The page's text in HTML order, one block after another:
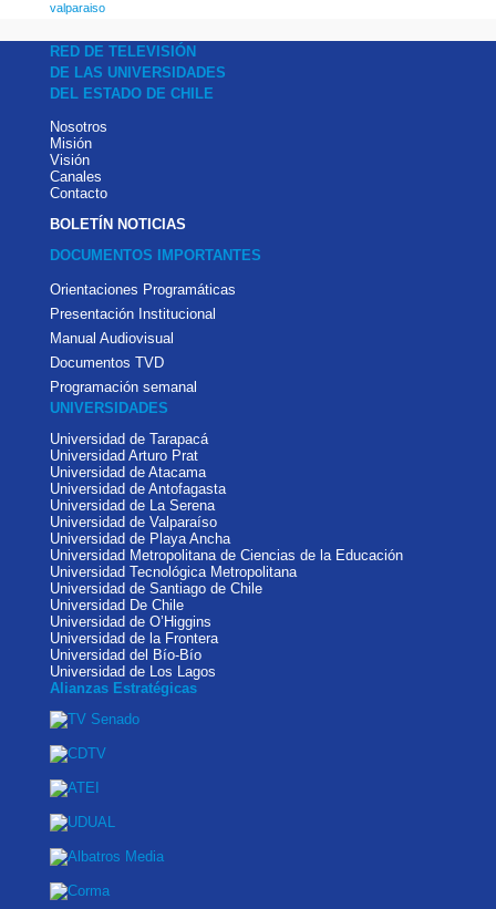
valparaiso
RED DE TELEVISIÓN
DE LAS UNIVERSIDADES
DEL ESTADO DE CHILE
Nosotros
Misión
Visión
Canales
Contacto
BOLETÍN NOTICIAS
DOCUMENTOS IMPORTANTES
Orientaciones Programáticas
Presentación Institucional
Manual Audiovisual
Documentos TVD
Programación semanal
UNIVERSIDADES
Universidad de Tarapacá
Universidad Arturo Prat
Universidad de Atacama
Universidad de Antofagasta
Universidad de La Serena
Universidad de Valparaíso
Universidad de Playa Ancha
Universidad Metropolitana de Ciencias de la Educación
Universidad Tecnológica Metropolitana
Universidad de Santiago de Chile
Universidad De Chile
Universidad de O’Higgins
Universidad de la Frontera
Universidad del Bío-Bío
Universidad de Los Lagos
Alianzas Estratégicas